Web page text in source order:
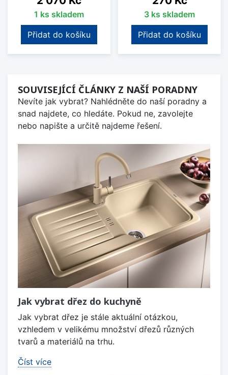
1 ks skladem
Přidat do košíku
3 ks skladem
Přidat do košíku
SOUVISEJÍCÍ ČLÁNKY Z NAŠÍ PORADNY
Nevíte jak vybrat? Nahlédněte do naší poradny a
snad najdete, co hledáte. Pokud ne, zavolejte
nebo napište a určitě najdeme řešení.
Jak vybrat dřez do kuchyně
Jak vybrat dřez je stále aktuální otázkou,
vzhledem v velikému množství dřezů různých
tvarů a materiálů na trhu.
Číst více